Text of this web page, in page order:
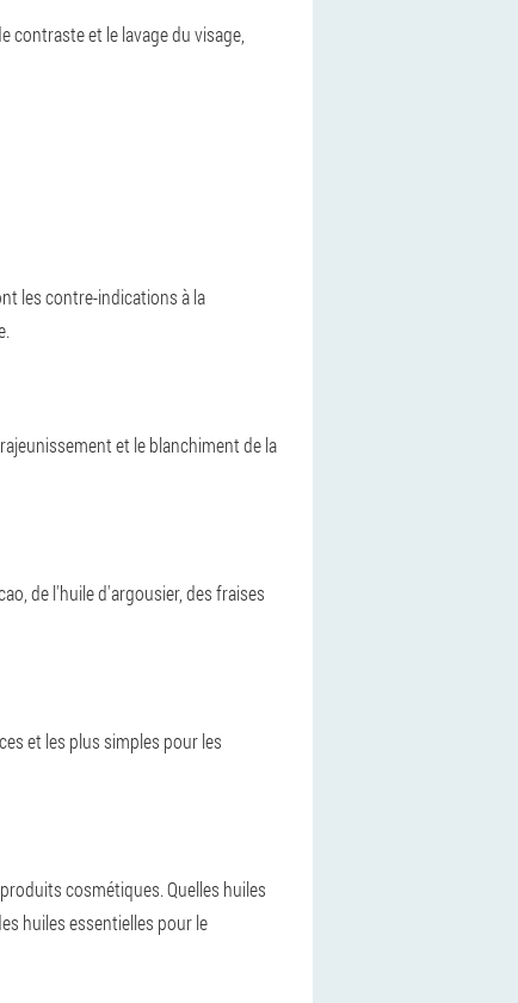
contraste et le lavage du visage,
les contre-indications à la
et le blanchiment de la
de l'huile d'argousier, des fraises
et les plus simples pour les
cosmétiques. Quelles huiles
huiles essentielles pour le